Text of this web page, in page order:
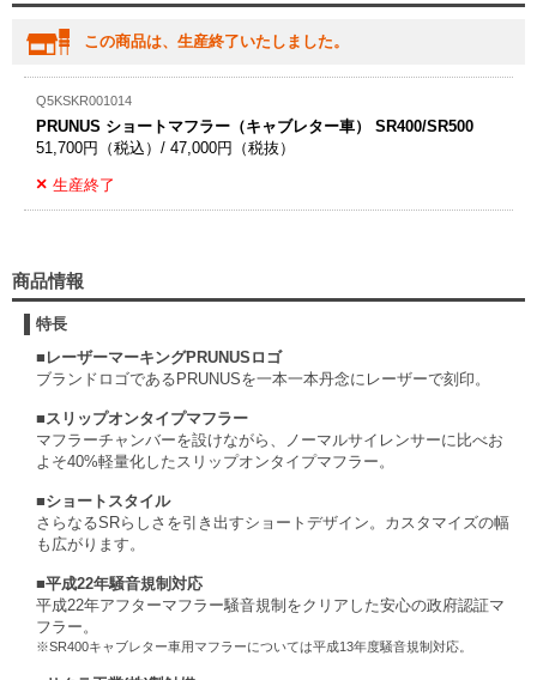
この商品は、生産終了いたしました。
Q5KSKR001014
PRUNUS ショートマフラー（キャブレター車） SR400/SR500
51,700円（税込）/ 47,000円（税抜）
生産終了
商品情報
特長
■レーザーマーキングPRUNUSロゴ
ブランドロゴであるPRUNUSを一本一本丹念にレーザーで刻印。
■スリップオンタイプマフラー
マフラーチャンバーを設けながら、ノーマルサイレンサーに比べお
よそ40%軽量化したスリップオンタイプマフラー。
■ショートスタイル
さらなるSRらしさを引き出すショートデザイン。カスタマイズの幅
も広がります。
■平成22年騒音規制対応
平成22年アフターマフラー騒音規制をクリアした安心の政府認証マ
フラー。
※SR400キャブレター車用マフラーについては平成13年度騒音規制対応。